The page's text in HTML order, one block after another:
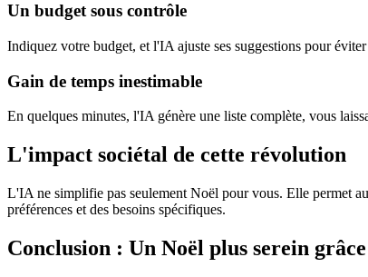
Un budget sous contrôle
Indiquez votre budget, et l'IA ajuste ses suggestions pour
Gain de temps inestimable
En quelques minutes, l'IA génère une liste complète, vous
L'impact sociétal de cette révolution
L'IA ne simplifie pas seulement Noël pour vous. Elle permet
préférences et des besoins spécifiques.
Conclusion : Un Noël plus serein